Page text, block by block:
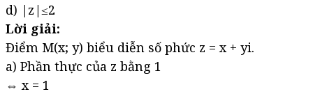
d) |z|≤2
Lời giải:
Điểm M(x; y) biểu diễn số phức z = x + yi.
a) Phần thực của z bằng 1
⇔ x = 1